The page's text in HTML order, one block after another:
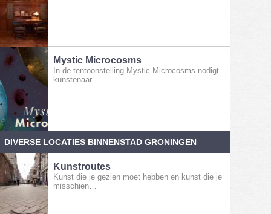
Mystic Microcosms
In de tentoonstelling Mystic Microcosms nodigt
kunstenaar…
DIVERSE LOCATIES BINNENSTAD GRONINGEN
Kunstroutes
Kunst die je gezien moet hebben en kunst die je
misschien…